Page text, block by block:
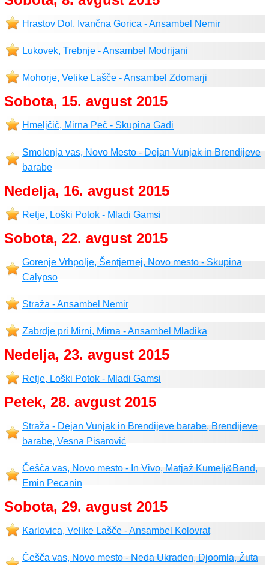
Hrastov Dol, Ivančna Gorica - Ansambel Nemir
Lukovek, Trebnje - Ansambel Modrijani
Mohorje, Velike Lašče - Ansambel Zdomarji
Sobota, 15. avgust 2015
Hmeljčič, Mirna Peč - Skupina Gadi
Smolenja vas, Novo Mesto - Dejan Vunjak in Brendijeve
barabe
Nedelja, 16. avgust 2015
Retje, Loški Potok - Mladi Gamsi
Sobota, 22. avgust 2015
Gorenje Vrhpolje, Šentjernej, Novo mesto - Skupina
Calypso
Straža - Ansambel Nemir
Zabrdje pri Mirni, Mirna - Ansambel Mladika
Nedelja, 23. avgust 2015
Retje, Loški Potok - Mladi Gamsi
Petek, 28. avgust 2015
Straža - Dejan Vunjak in Brendijeve barabe, Brendijeve
barabe, Vesna Pisarović
Češča vas, Novo mesto - In Vivo, Matjaž Kumelj&Band,
Emin Pecanin
Sobota, 29. avgust 2015
Karlovica, Velike Lašče - Ansambel Kolovrat
Češča vas, Novo mesto - Neda Ukraden, Djoomla, Žuta